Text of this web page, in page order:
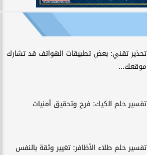
تحذير تقني: بعض تطبيقات الهواتف قد تشارك
موقعك...
تفسير حلم الكيك: فرح وتحقيق أمنيات
تفسير حلم طلاء الأظافر: تغيير وثقة بالنفس